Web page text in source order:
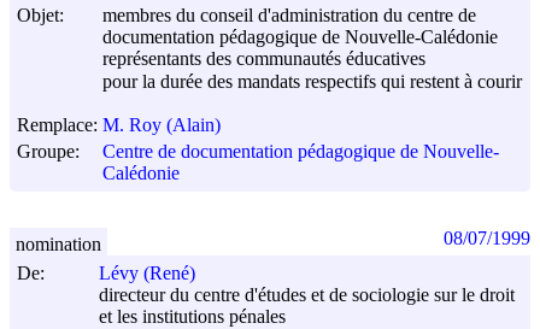
Objet:
membres du conseil d'administration du centre de
documentation pédagogique de Nouvelle-Calédonie
représentants des communautés éducatives
pour la durée des mandats respectifs qui restent à courir
Remplace: M. Roy (Alain)
Groupe:
Centre de documentation pédagogique de Nouvelle-
Calédonie
De:
Lévy (René)
directeur du centre d'études et de sociologie sur le droit
et les institutions pénales
nomination 08/07/1999